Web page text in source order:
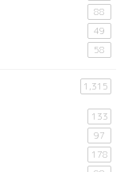
88
49
58
1,315
133
97
178